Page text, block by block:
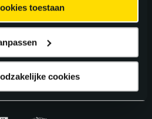
toestaan
cookies
163Google Reviews.